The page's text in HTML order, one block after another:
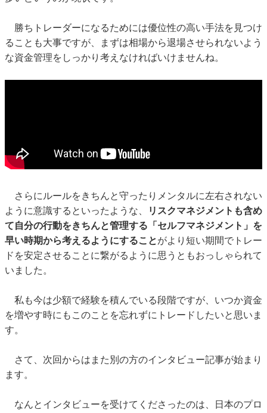
勝ちトレーダーになるためには優位性の高い手法を見つけ
ることも大事ですが、まずは相場から退場させられないよう
な資金管理をしっかり考えなければいけませんね。
さらにルールをきちんと守ったりメンタルに左右されない
ように意識するといったような、
リスクマネジメントも含め
て自分の行動をきちんと管理する「セルフマネジメント」を
早い時期から考えるようにすることがより短い期間でトレー
ドを安定させることに繋がるように思うともおっしゃられて
いました。
私も今は少額で経験を積んでいる段階ですが、いつか資金
を増やす時にもこのことを忘れずにトレードしたいと思いま
す。
さて、次回からはまた別の方のインタビュー記事が始まり
ます。
なんとインタビューを受けてくださったのは、日本のプロ